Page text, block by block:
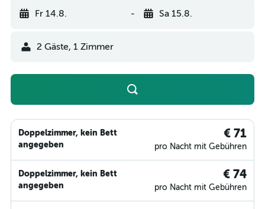
Fr 14.8. - Sa 15.8.
2 Gäste, 1 Zimmer
Doppelzimmer, kein Bett
angegeben
€ 71
pro Nacht mit Gebühren
Doppelzimmer, kein Bett
angegeben
€ 74
pro Nacht mit Gebühren